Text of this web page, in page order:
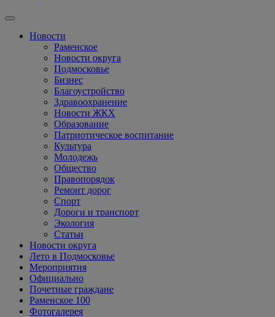
Новости
Раменское
Новости округа
Подмосковье
Бизнес
Благоустройство
Здравоохранение
Новости ЖКХ
Образование
Патриотическое воспитание
Культура
Молодежь
Общество
Правопорядок
Ремонт дорог
Спорт
Дороги и транспорт
Экология
Статьи
Новости округа
Лето в Подмосковье
Мероприятия
Официально
Почетные граждане
Раменское 100
Фотогалерея